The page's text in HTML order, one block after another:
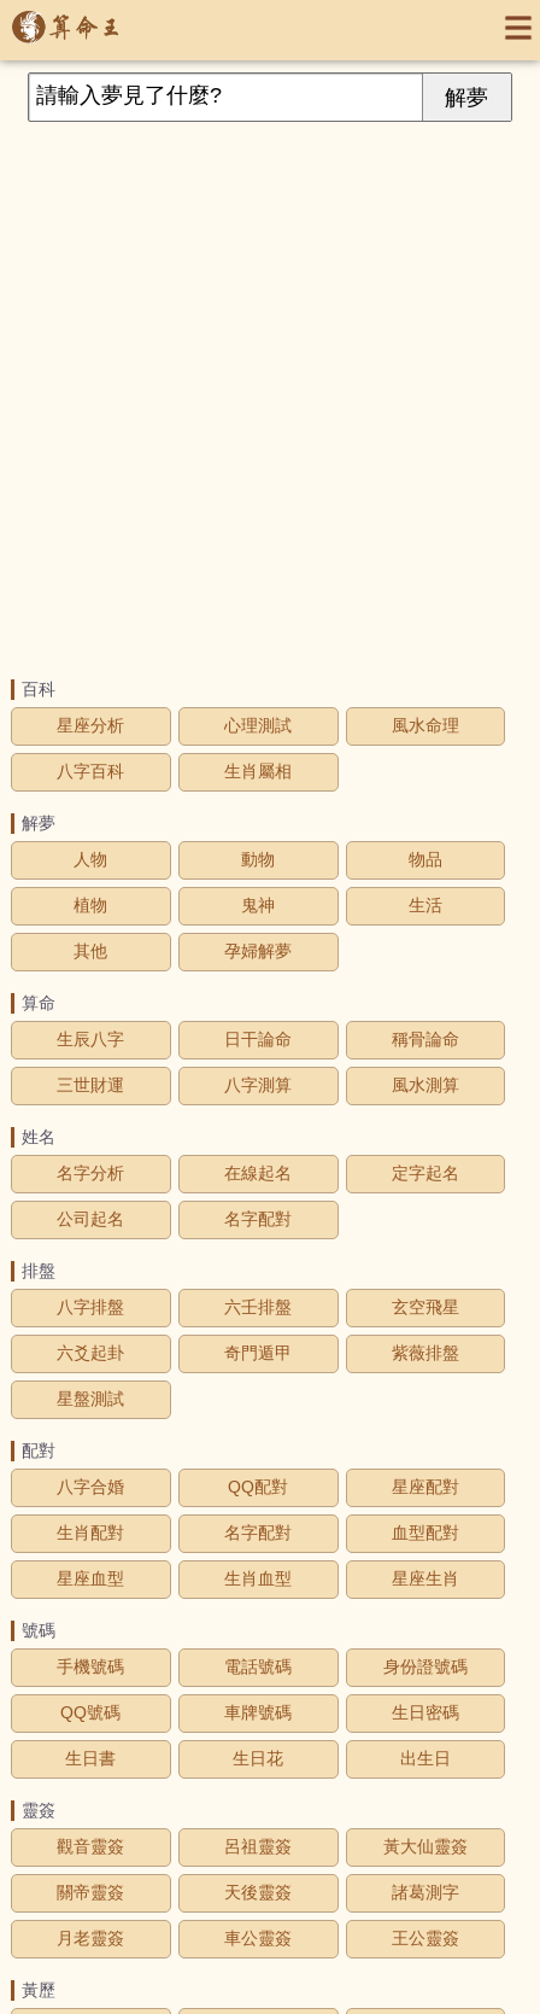
百科
星座分析
心理測試 風水命理
八字百科 生肖屬相
解夢
人物
動物 物品
植物 鬼神 生活
其他 孕婦解夢
算命
生辰八字
日干論命 稱骨論命
三世財運 八字測算 風水測算
姓名
名字分析
在線起名 定字起名
公司起名 名字配對
排盤
八字排盤
六壬排盤 玄空飛星
六爻起卦 奇門遁甲 紫薇排盤
星盤測試
配對
八字合婚
QQ配對 星座配對
生肖配對 名字配對 血型配對
星座血型 生肖血型 星座生肖
號碼
手機號碼
電話號碼 身份證號碼
QQ號碼 車牌號碼 生日密碼
生日書 生日花 出生日
靈簽
觀音靈簽
呂祖靈簽 黃大仙靈簽
關帝靈簽 天後靈簽 諸葛測字
月老靈簽 車公靈簽 王公靈簽
黃歷